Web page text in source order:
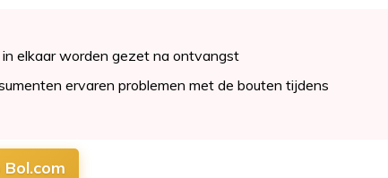
elkaar worden gezet na ontvangst
ervaren problemen met de bouten tijdens
Bol.com